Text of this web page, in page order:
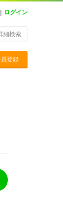
ログイン
細検索
登録